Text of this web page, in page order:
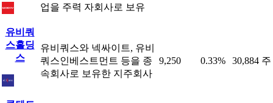
업을 주력 자회사로 보유
유비쿼
스홀딩
스
유비쿼스와 넥싸이트, 유비
쿼스인베스트먼트 등을 종
속회사로 보유한 지주회사
9,250 0.33% 30,884 주